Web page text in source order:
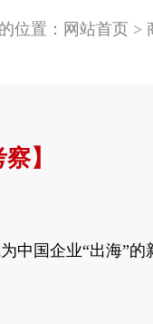
位置： 网站首页 >
】
中国企业“出海”的